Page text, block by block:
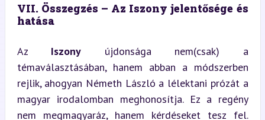
VII. Összegzés – Az Iszony jelentősége és
hatása
Az Iszony újdonsága nem(csak) a
témaválasztásában, hanem abban a módszerben
rejlik, ahogyan Németh László a lélektani prózát a
magyar irodalomban meghonosítja. Ez a regény
nem megmagyaráz, hanem kérdéseket tesz fel.